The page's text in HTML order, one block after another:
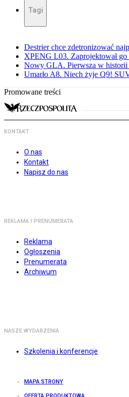
Tagi
Destrier chce zdetronizować
XPENG L03. Zaprojektował
Nowy GLA. Pierwsza w historii
Umarło A8. Niech żyje Q9!
Promowane treści
KONTAKT
O nas
Kontakt
Napisz do nas
REKLAMA I PRENUMERATA
Reklama
Ogłoszenia
Prenumerata
Archiwum
NASZE WYDARZENIA
Szkolenia i konferencje
MAPA STRONY